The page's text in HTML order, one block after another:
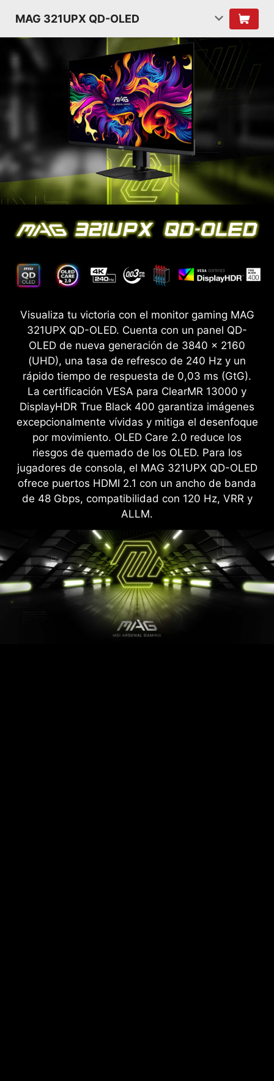
MAG 321UPX QD-OLED
Visualiza tu victoria con el monitor gaming MAG
321UPX QD-OLED. Cuenta con un panel QD-
OLED de nueva generación de 3840 x 2160
(UHD), una tasa de refresco de 240 Hz y un
rápido tiempo de respuesta de 0,03 ms (GtG).
La certificación VESA para ClearMR 13000 y
DisplayHDR True Black 400 garantiza imágenes
excepcionalmente vívidas y mitiga el desenfoque
por movimiento. OLED Care 2.0 reduce los
riesgos de quemado de los OLED. Para los
jugadores de consola, el MAG 321UPX QD-OLED
ofrece puertos HDMI 2.1 con un ancho de banda
de 48 Gbps, compatibilidad con 120 Hz, VRR y
ALLM.